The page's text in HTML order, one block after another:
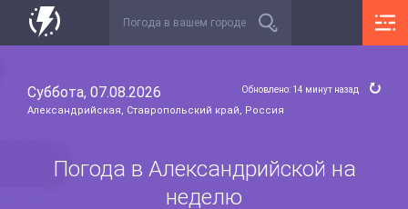
Суббота, 07.08.2026
Александрийская, Ставропольский край, Россия
Обновлено: 14 минут назад
Погода в Александрийской на
неделю